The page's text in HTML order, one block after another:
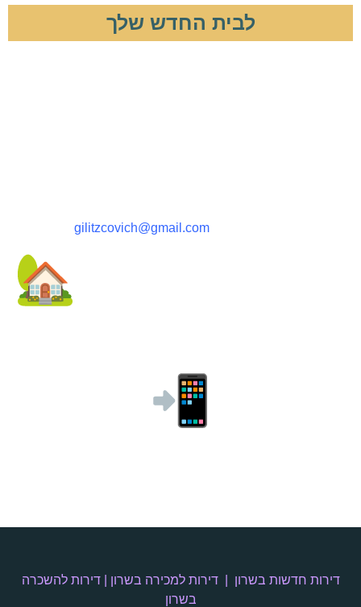
לבית החדש שלך
gilitzcovich@gmail.com
דירות חדשות בשרון |דירות למכירה בשרון |דירות להשכרה
בשרון